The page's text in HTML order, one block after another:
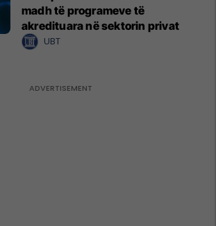
madh të programeve të
akredituara në sektorin privat
UBT